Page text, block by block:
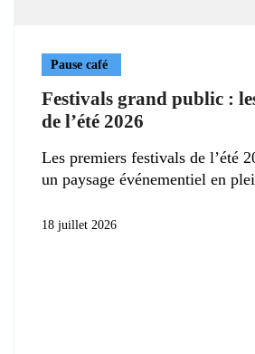
Pause café
Festivals grand public :
de l’été 2026
Les premiers festivals de l’été
un paysage événementiel en
18 juillet 2026